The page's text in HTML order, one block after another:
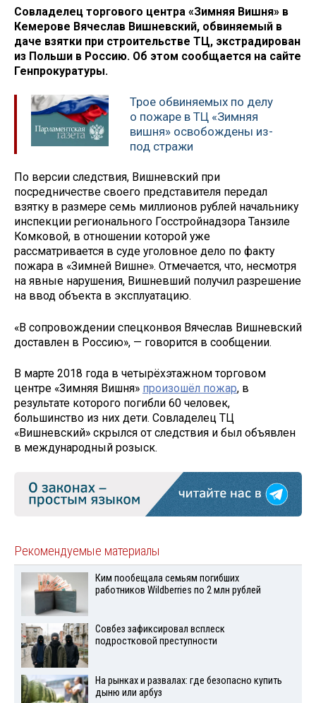
Совладелец торгового центра «Зимняя Вишня» в
Кемерове Вячеслав Вишневский, обвиняемый в
даче взятки при строительстве ТЦ, экстрадирован
из Польши в Россию. Об этом сообщается на сайте
Генпрокуратуры.
Трое обвиняемых по делу
о пожаре в ТЦ «Зимняя
вишня» освобождены из-
под стражи
По версии следствия, Вишневский при
посредничестве своего представителя передал
взятку в размере семь миллионов рублей начальнику
инспекции регионального Госстройнадзора Танзиле
Комковой, в отношении которой уже
рассматривается в суде уголовное дело по факту
пожара в «Зимней Вишне». Отмечается, что, несмотря
на явные нарушения, Вишневший получил разрешение
на ввод объекта в эксплуатацию.
«В сопровождении спецконвоя Вячеслав Вишневский
доставлен в Россию», — говорится в сообщении.
В марте 2018 года в четырёхэтажном торговом
центре «Зимняя Вишня» произошёл пожар, в
результате которого погибли 60 человек,
большинство из них дети. Совладелец ТЦ
«Вишневский» скрылся от следствия и был объявлен
в международный розыск.
Рекомендуемые материалы
Ким пообещала семьям погибших
работников Wildberries по 2 млн рублей
Совбез зафиксировал всплеск
подростковой преступности
На рынках и развалах: где безопасно купить
дыню или арбуз